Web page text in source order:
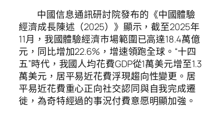
中國信息通訊研討院發布的《中國體驗
經濟成長陳述（2025）》顯示，截至2025年
11月，我國體驗經濟市場範圍已高達18.4萬億
元，同比增加22.6%，增速領跑全球。“十四
五”時代，我國人均花費GDP從1萬美元增至1.3
萬美元，居平易近花費浮現趨向性變更。居
平易近花費重心正向社交認同與自我完成遷
徙，為奇特經過的事況付費意愿明顯加強。